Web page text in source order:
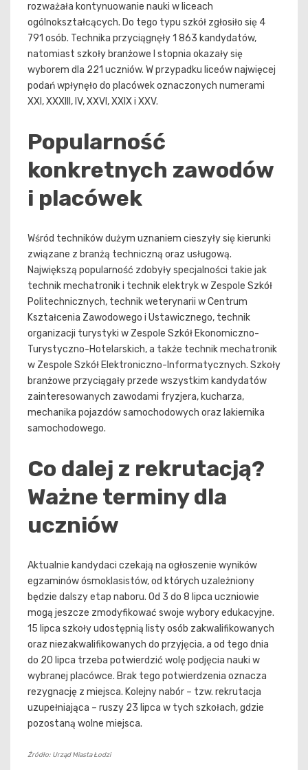
rozważała kontynuowanie nauki w liceach
ogólnokształcących. Do tego typu szkół zgłosiło się 4
791 osób. Technika przyciągnęły 1 863 kandydatów,
natomiast szkoły branżowe I stopnia okazały się
wyborem dla 221 uczniów. W przypadku liceów najwięcej
podań wpłynęło do placówek oznaczonych numerami
XXI, XXXIII, IV, XXVI, XXIX i XXV.
Popularność
konkretnych zawodów
i placówek
Wśród techników dużym uznaniem cieszyły się kierunki
związane z branżą techniczną oraz usługową.
Największą popularność zdobyły specjalności takie jak
technik mechatronik i technik elektryk w Zespole Szkół
Politechnicznych, technik weterynarii w Centrum
Kształcenia Zawodowego i Ustawicznego, technik
organizacji turystyki w Zespole Szkół Ekonomiczno-
Turystyczno-Hotelarskich, a także technik mechatronik
w Zespole Szkół Elektroniczno-Informatycznych. Szkoły
branżowe przyciągały przede wszystkim kandydatów
zainteresowanych zawodami fryzjera, kucharza,
mechanika pojazdów samochodowych oraz lakiernika
samochodowego.
Co dalej z rekrutacją?
Ważne terminy dla
uczniów
Aktualnie kandydaci czekają na ogłoszenie wyników
egzaminów ósmoklasistów, od których uzależniony
będzie dalszy etap naboru. Od 3 do 8 lipca uczniowie
mogą jeszcze zmodyfikować swoje wybory edukacyjne.
15 lipca szkoły udostępnią listy osób zakwalifikowanych
oraz niezakwalifikowanych do przyjęcia, a od tego dnia
do 20 lipca trzeba potwierdzić wolę podjęcia nauki w
wybranej placówce. Brak tego potwierdzenia oznacza
rezygnację z miejsca. Kolejny nabór – tzw. rekrutacja
uzupełniająca – ruszy 23 lipca w tych szkołach, gdzie
pozostaną wolne miejsca.
Źródło: Urząd Miasta Łodzi